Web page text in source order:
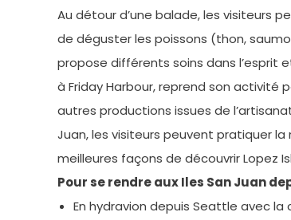
Au détour d’une balade, les visiteurs
de déguster les poissons (thon,
propose différents soins dans l’esprit
à Friday Harbour, reprend son activité
autres productions issues de
Juan, les visiteurs peuvent pratiquer la
meilleures façons de découvrir Lopez
Pour se rendre aux Iles San Juan
En hydravion depuis Seattle avec